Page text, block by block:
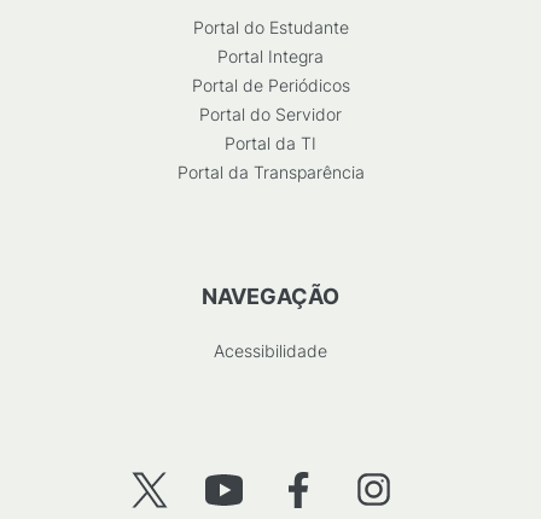
Portal do Estudante
Portal Integra
Portal de Periódicos
Portal do Servidor
Portal da TI
Portal da Transparência
NAVEGAÇÃO
Acessibilidade